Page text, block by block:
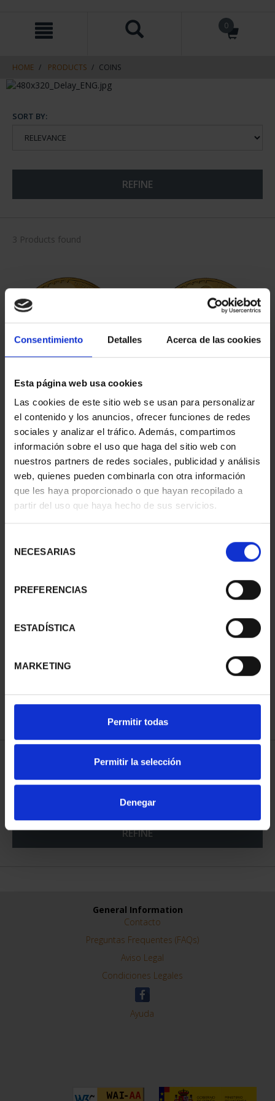
Consentimiento Detalles Acerca de las cookies
Esta página web usa cookies
Las cookies de este sitio web se usan para personalizar
el contenido y los anuncios, ofrecer funciones de redes
sociales y analizar el tráfico. Además, compartimos
información sobre el uso que haga del sitio web con
nuestros partners de redes sociales, publicidad y análisis
web, quienes pueden combinarla con otra información
que les haya proporcionado o que hayan recopilado a
partir del uso que haya hecho de sus servicios.
NECESARIAS
PREFERENCIAS
ESTADÍSTICA
MARKETING
Permitir todas
Permitir la selección
Denegar
navigation
0
HOME PRODUCTS COINS
SORT BY:
REFINE
3 Products found
100 EURO PASITELES
BICENTENARY PRADO
€1,245.00
100 EURO LEONI
BICENTENARY OF THE
PRADO
€1,245.00
100 EURO BENEDETTO
€1,245.00
REFINE
General Information
Contacto
Preguntas Frequentes (FAQs)
Aviso Legal
Condiciones Legales
Ayuda